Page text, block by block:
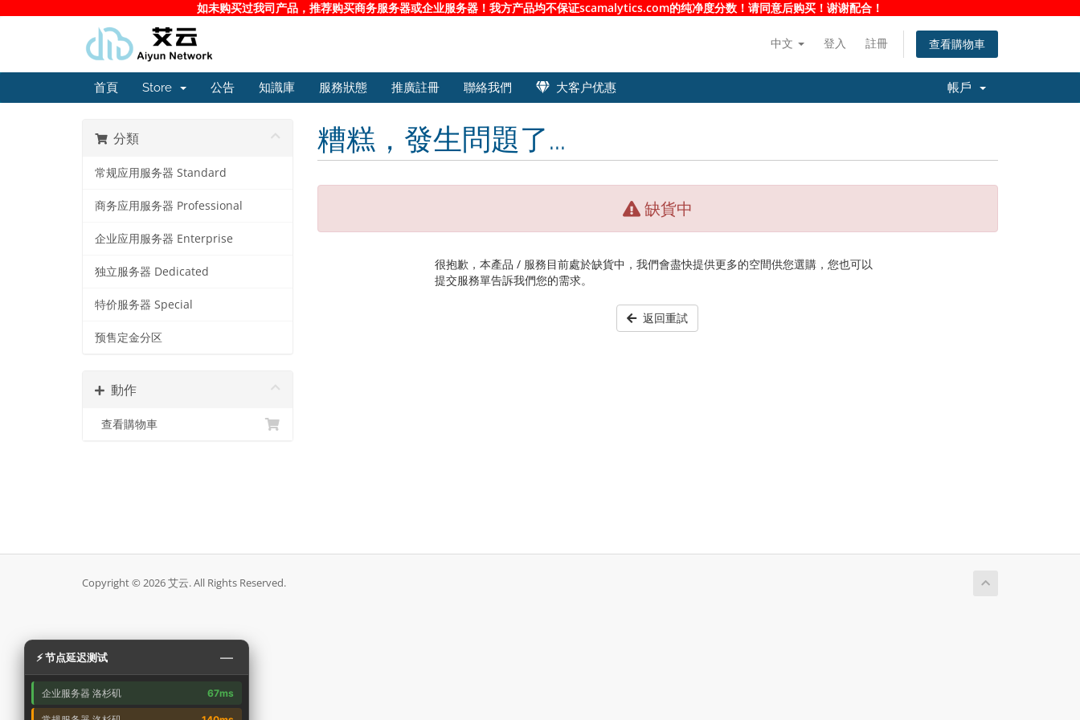
如未购买过我司产品，推荐购买商务服务器或企业服务器！我方产品均不保证scamalytics.com的纯净度分数！请同意后购买！谢谢配合！
中文 登入 註冊 查看購物車
首頁 Store 公告 知識庫 服務狀態 推廣註冊 聯絡我們 大客户优惠 帳戶
分類
常规应用服务器 Standard
商务应用服务器 Professional
企业应用服务器 Enterprise
独立服务器 Dedicated
特价服务器 Special
预售定金分区
動作
查看購物車
糟糕，發生問題了...
缺貨中
很抱歉，本產品 / 服務目前處於缺貨中，我們會盡快提供更多的空間供您選購，您也可以
提交服務單告訴我們您的需求。
返回重試
Copyright © 2026 艾云. All Rights Reserved.
⚡ 节点延迟测试 —
企业服务器 洛杉矶 67ms